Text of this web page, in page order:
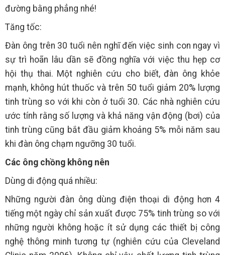
đường bằng phẳng nhé!
Tăng tốc:
Đàn ông trên 30 tuổi nên nghĩ đến việc sinh con ngay vì
sự trì hoãn lâu dần sẽ đồng nghĩa với việc thu hẹp cơ
hội thụ thai. Một nghiên cứu cho biết, đàn ông khỏe
mạnh, không hút thuốc và trên 50 tuổi giảm 20% lượng
tinh trùng so với khi còn ở tuổi 30. Các nhà nghiên cứu
ước tính rằng số lượng và khả năng vận động (bơi) của
tinh trùng cũng bắt đầu giảm khoảng 5% mỗi năm sau
khi đàn ông chạm ngưỡng 30 tuổi.
Các ông chồng không nên
Dùng di động quá nhiều:
Những người đàn ông dùng điện thoại di động hơn 4
tiếng một ngày chỉ sản xuất được 75% tinh trùng so với
những người không hoặc ít sử dụng các thiết bị công
nghệ thông minh tương tự (nghiên cứu của Cleveland